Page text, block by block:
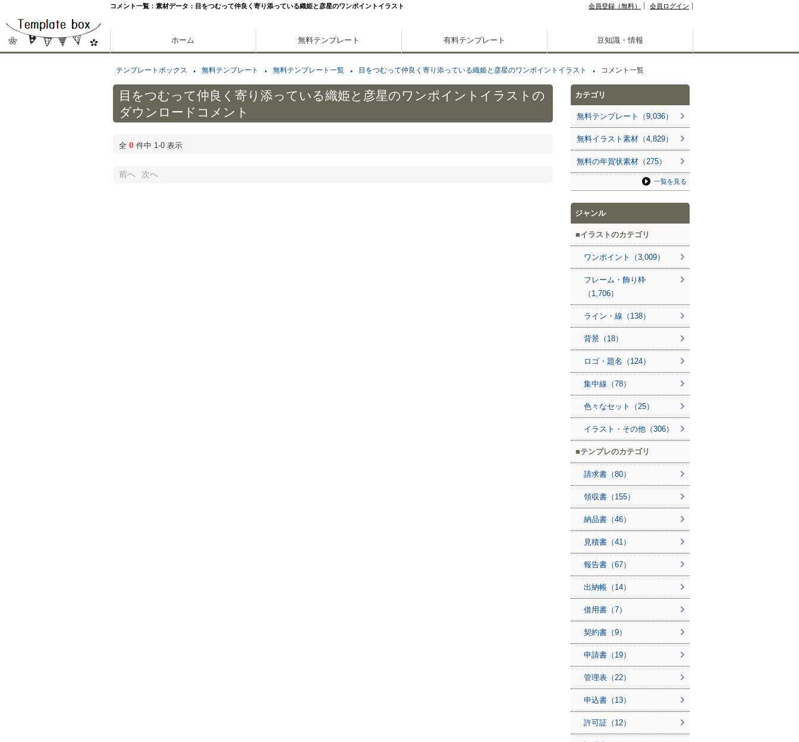
コメント一覧：素材データ：目をつむって仲良く寄り添っている織姫と彦星のワンポイントイラスト 会員登録（無料） 会員ログイン
ホーム 無料テンプレート 有料テンプレート 豆知識・情報
テンプレートボックス 無料テンプレート 無料テンプレート一覧 目をつむって仲良く寄り添っている織姫と彦星のワンポイントイラスト コメント一覧
目をつむって仲良く寄り添っている織姫と彦星のワンポイントイラストの
ダウンロードコメント
全 0 件中 1-0 表示
前へ 次へ
カテゴリ
無料テンプレート（9,036）
無料イラスト素材（4,829）
無料の年賀状素材（275）
一覧を見る
ジャンル
イラストのカテゴリ
ワンポイント（3,009）
フレーム・飾り枠
（1,706）
ライン・線（138）
背景（18）
ロゴ・題名（124）
集中線（78）
色々なセット（25）
イラスト・その他（306）
テンプレのカテゴリ
請求書（80）
領収書（155）
納品書（46）
見積書（41）
報告書（67）
出納帳（14）
借用書（7）
契約書（9）
申請書（19）
管理表（22）
申込書（13）
許可証（12）